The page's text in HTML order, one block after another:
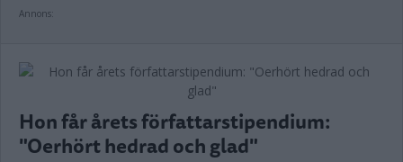
Annons:
Hon får årets författarstipendium:
"Oerhört hedrad och glad"